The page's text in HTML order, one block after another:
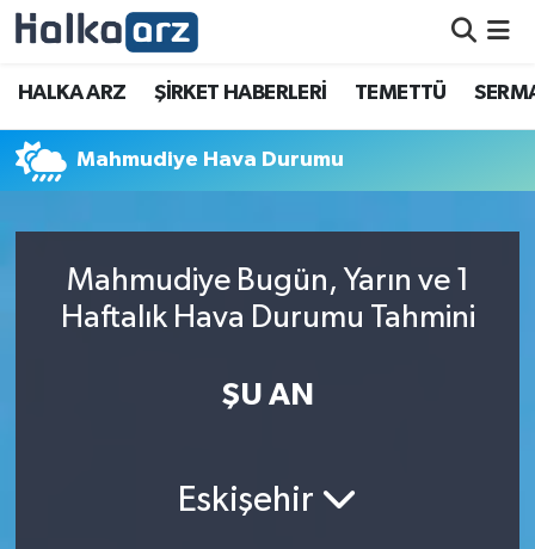
HALKA ARZ ŞİRKET HABERLERİ TEMETTÜ
Mahmudiye Hava Durumu
Mahmudiye Bugün, Yarın ve 1
Haftalık Hava Durumu Tahmini
ŞU AN
Eskişehir
HALKA ARZ
SERMAYE ARTIRIMI
TEMETTÜ
İletişim